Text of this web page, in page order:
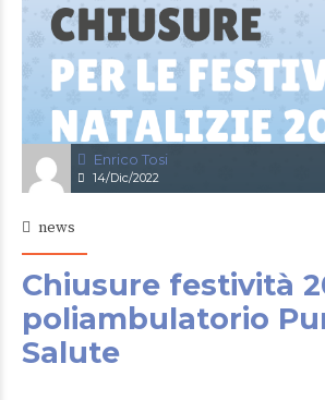
Enrico Tosi
14/Dic/2022
news
Chiusure festività
poliambulatorio
Salute